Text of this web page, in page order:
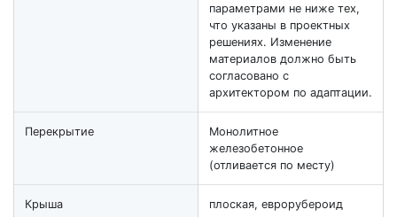
параметрами не ниже тех,
что указаны в проектных
решениях. Изменение
материалов должно быть
согласовано с
архитектором по адаптации.
Перекрытие
Монолитное
железобетонное
(отливается по месту)
Крыша плоская, еврорубероид